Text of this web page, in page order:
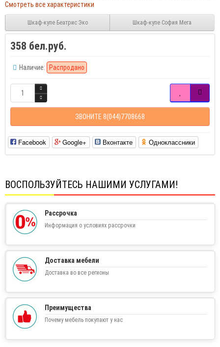
Смотреть все характеристики
Шкаф-купе Беатрис Эко Шкаф-купе София Мега
358 бел.руб.
Наличие: Распродано
ЗВОНИТЕ 8(044)7708668
Facebook Google+ Вконтакте Одноклассники
ВОСПОЛЬЗУЙТЕСЬ НАШИМИ УСЛУГАМИ!
Рассрочка
Информация о условиях рассрочки
Доставка мебели
Доставка во все регионы
Преимущества
Почему мебель покупают у нас